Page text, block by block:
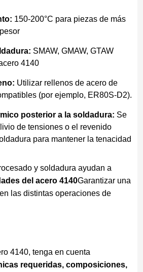
150-200°C para piezas de más
SMAW, GMAW, GTAW
4140
Utilizar rellenos de acero de
(por ejemplo, ER80S-D2).
posterior a la soldadura: Se
de tensiones o el revenido
para mantener la tenacidad
y soldadura ayudan a
del acero 4140Garantizar una
las distintas operaciones de
4140, tenga en cuenta
requeridas, composiciones,